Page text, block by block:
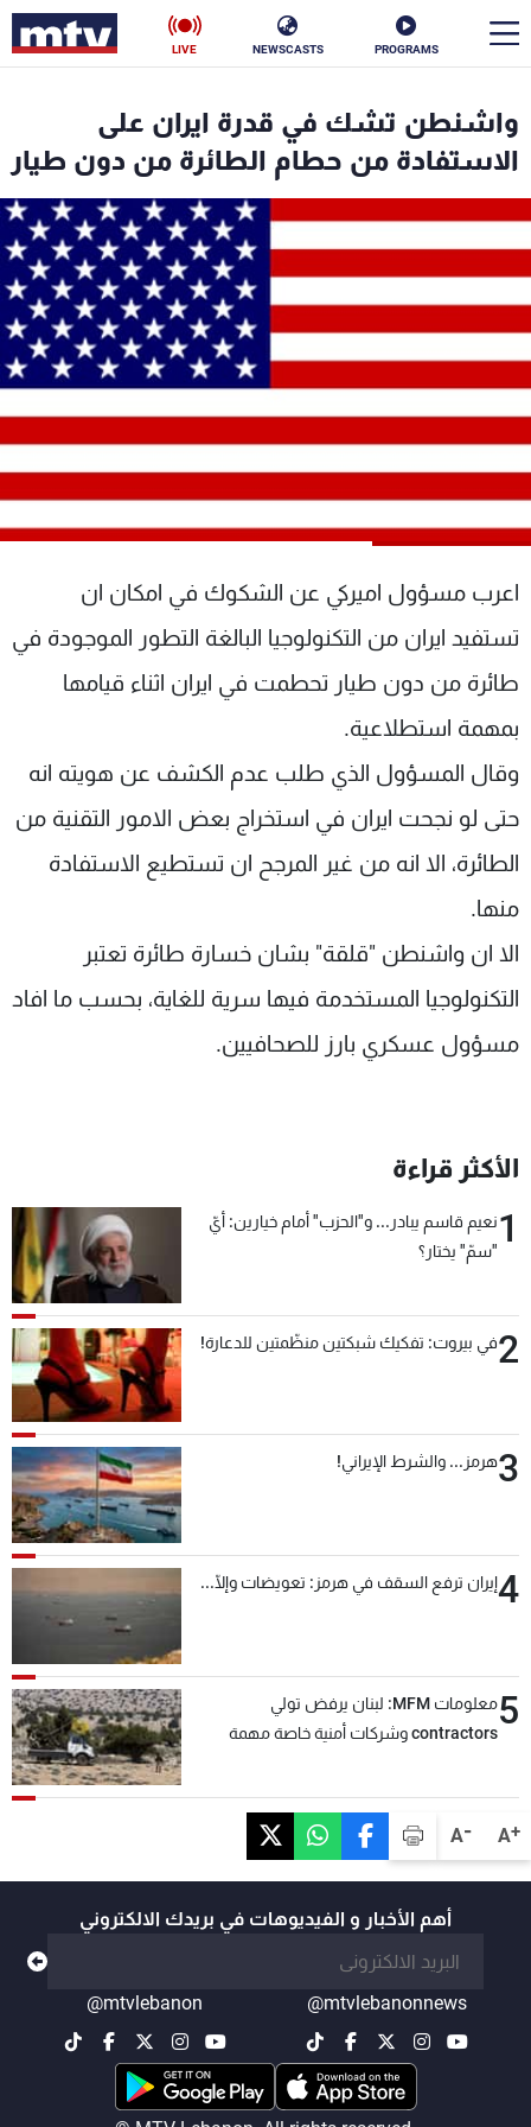
PROGRAMS
NEWSCASTS
LIVE
A+
A-
واشنطن تشك في قدرة ايران على
الاستفادة من حطام الطائرة من دون طيار
اعرب مسؤول اميركي عن الشكوك في امكان ان
تستفيد ايران من التكنولوجيا البالغة التطور الموجودة في
طائرة من دون طيار تحطمت في ايران اثناء قيامها
بمهمة استطلاعية.
وقال المسؤول الذي طلب عدم الكشف عن هويته انه
حتى لو نجحت ايران في استخراج بعض الامور التقنية من
الطائرة، الا انه من غير المرجح ان تستطيع الاستفادة
منها.
الا ان واشنطن "قلقة" بشان خسارة طائرة تعتبر
التكنولوجيا المستخدمة فيها سرية للغاية، بحسب ما افاد
مسؤول عسكري بارز للصحافيين.
الأكثر قراءة
1نعيم قاسم يبادر... و"الحزب" أمام خيارين: أيّ
"سمّ" يختار؟
2في بيروت: تفكيك شبكتين منظّمتين للدعارة!
3هرمز... والشرط الإيراني!
4إيران ترفع السقف في هرمز: تعويضات وإلّا...
5
معلومات MFM: لبنان يرفض تولي
contractors وشركات أمنية خاصة مهمة
أهم الأخبار و الفيديوهات في بريدك الالكتروني
@mtvlebanonnews
@mtvlebanon
الأخبار
سياسة ناس
إقتصاد فن
منوعات رياضة
كأس العالم
البرامج
جدول البرامج
الترددات
الإنـتـاج
لاعلاناتكم
تواصل معنا